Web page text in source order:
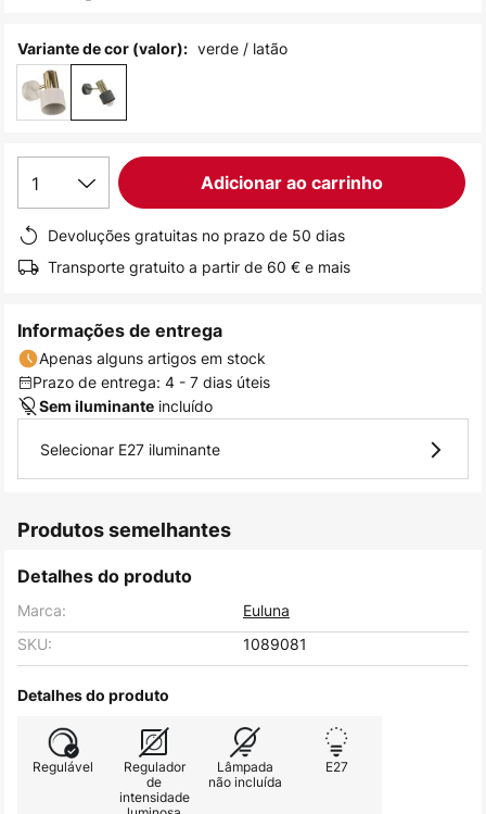
imagens
Variante de cor (valor): verde / latão
1 Adicionar ao carrinho
Devoluções gratuitas no prazo de 50 dias
Transporte gratuito a partir de 60 € e mais
Informações de entrega
Apenas alguns artigos em stock
Prazo de entrega: 4 - 7 dias úteis
Sem iluminante incluído
Selecionar E27 iluminante
Produtos semelhantes
Detalhes do produto
Marca:
Euluna
SKU:
1089081
Detalhes do produto
Regulável
Regulador
de
intensidade
Lâmpada
não incluída
E27